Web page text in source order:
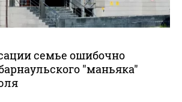
семье ошибочно
"маньяка"